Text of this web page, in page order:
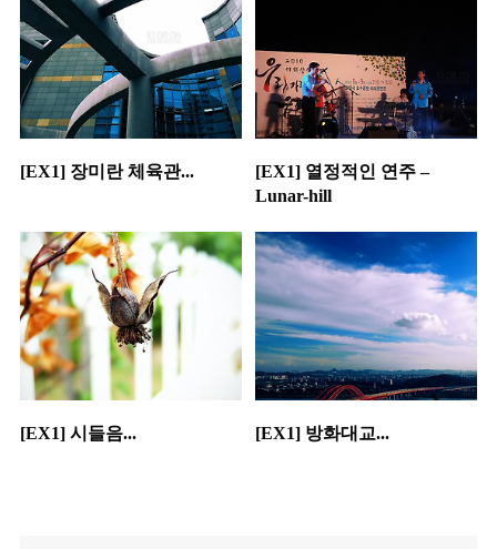
[EX1] 장미란 체육관...
[EX1] 열정적인 연주 –
Lunar-hill
[EX1] 시들음... [EX1] 방화대교...